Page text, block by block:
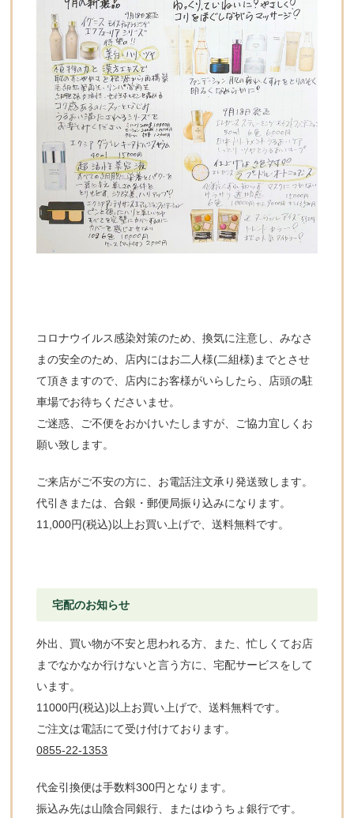
コロナウイルス感染対策のため、換気に注意し、みなさ
まの安全のため、店内にはお二人様(二組様)までとさせ
て頂きますので、店内にお客様がいらしたら、店頭の駐
車場でお待ちくださいませ。
ご迷惑、ご不便をおかけいたしますが、ご協力宜しくお
願い致します。
ご来店がご不安の方に、お電話注文承り発送致します。
代引きまたは、合銀・郵便局振り込みになります。
11,000円(税込)以上お買い上げで、送料無料です。
宅配のお知らせ
外出、買い物が不安と思われる方、また、忙しくてお店
までなかなか行けないと言う方に、宅配サービスをして
います。
11000円(税込)以上お買い上げで、送料無料です。
ご注文は電話にて受け付けております。
0855-22-1353
代金引換便は手数料300円となります。
振込み先は山陰合同銀行、またはゆうちょ銀行です。